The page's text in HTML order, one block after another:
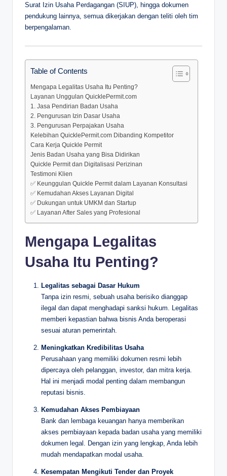
Surat Izin Usaha Perdagangan (SIUP), hingga dokumen
pendukung lainnya, semua dikerjakan dengan teliti oleh tim
berpengalaman.
Table of Contents
Mengapa Legalitas Usaha Itu Penting?
Layanan Unggulan QuicklePermit.com
1. Jasa Pendirian Badan Usaha
2. Pengurusan Izin Dasar Usaha
3. Pengurusan Perpajakan Usaha
Kelebihan QuicklePermit.com Dibanding Kompetitor
Cara Kerja Quickle Permit
Jenis Badan Usaha yang Bisa Didirikan
Quickle Permit dan Digitalisasi Perizinan
Testimoni Klien
✅ Keunggulan Quickle Permit dalam Layanan Konsultasi
✅ Kemudahan Akses Layanan Digital
✅ Dukungan untuk UMKM dan Startup
✅ Layanan After Sales yang Profesional
Mengapa Legalitas
Usaha Itu Penting?
Legalitas sebagai Dasar Hukum
Tanpa izin resmi, sebuah usaha berisiko dianggap
ilegal dan dapat menghadapi sanksi hukum. Legalitas
memberi kepastian bahwa bisnis Anda beroperasi
sesuai aturan pemerintah.
Meningkatkan Kredibilitas Usaha
Perusahaan yang memiliki dokumen resmi lebih
dipercaya oleh pelanggan, investor, dan mitra kerja.
Hal ini menjadi modal penting dalam membangun
reputasi bisnis.
Kemudahan Akses Pembiayaan
Bank dan lembaga keuangan hanya memberikan
akses pembiayaan kepada badan usaha yang memiliki
dokumen legal. Dengan izin yang lengkap, Anda lebih
mudah mendapatkan modal usaha.
Kesempatan Mengikuti Tender dan Proyek